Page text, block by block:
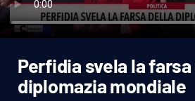
Economia e lavoro
Italia Mondo
Perfidia svela la
diplomazia mondiale